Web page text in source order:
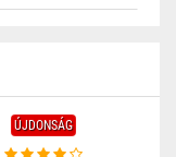
ÚJDONSÁG